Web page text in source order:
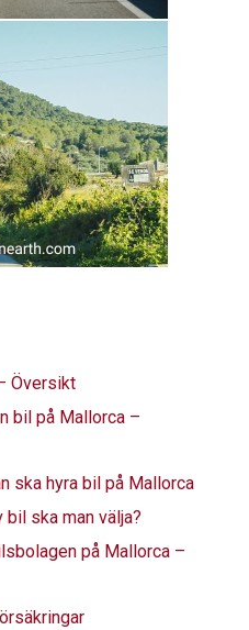
Översikt
bil på Mallorca –
ska hyra bil på Mallorca
ska man välja?
på Mallorca –